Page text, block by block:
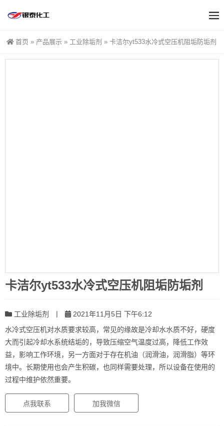
首页 » 产品展示 » 工业除垢剂 » 卡洁尔yt533水冷式空压机阻垢防垢剂
卡洁尔yt533水冷式空压机阻垢防垢剂
工业除垢剂 |
2021年11月5日 下午6:12
水冷式空压机对水质要求较高，常见的缘故是冷却水水质不好，硬度
大而引起冷却水系统结垢的，导致压缩空气温度过高，降低工作效
益，影响工作环境，另一方面对于存在机油（润滑油，润滑脂）等环
境中。长期使用也会产生积碳，也同样需要处理，所以设备在使用的
过程中维护依然重要。
点我联系 加我微信